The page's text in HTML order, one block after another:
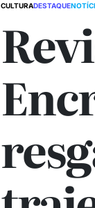
CULTURADESTAQUE